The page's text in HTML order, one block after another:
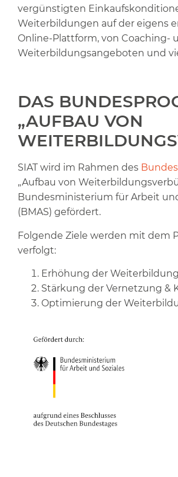
vergünstigten
Weiterbildungen auf der eigens
Online-Plattform, von Coaching-
Weiterbildungsangeboten und
DAS
„AUFBAU VON
SIAT wird im Rahmen des
„Aufbau von
Bundesministerium für Arbeit
(BMAS) gefördert.
Folgende Ziele werden mit dem
verfolgt:
Erhöhung der
Stärkung der Vernetzung &
Optimierung der